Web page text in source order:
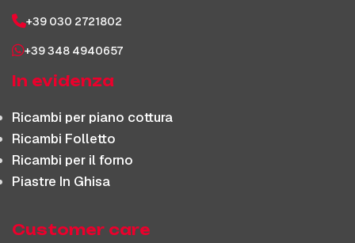
+39 030 2721802
+39 348 4940657
In evidenza
Ricambi per piano cottura
Ricambi Folletto
Ricambi per il forno
Piastre In Ghisa
Customer care